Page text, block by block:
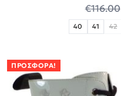
€116.00
40 41 42
ΠΡΟΣΦΟΡΆ!